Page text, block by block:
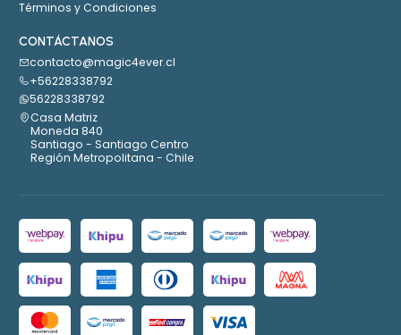
Términos y Condiciones
CONTÁCTANOS
contacto@magic4ever.cl
+56228338792
56228338792
Casa Matriz
Moneda 840
Santiago - Santiago Centro
Región Metropolitana - Chile